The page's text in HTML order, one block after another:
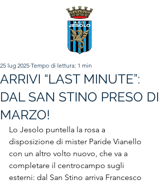
ARRIVI “LAST MINUTE”:
DAL SAN STINO PRESO DI
MARZO!
25 lug 2025 Tempo di lettura: 1 min
Lo Jesolo puntella la rosa a
disposizione di mister Paride Vianello
con un altro volto nuovo, che va a
completare il centrocampo sugli
esterni: dal San Stino arriva Francesco